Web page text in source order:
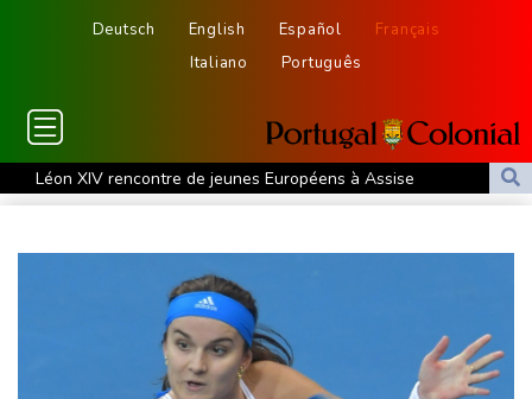
Deutsch English Español
Français
Italiano
Português
Léon XIV rencontre de jeunes Européens à Assise
La Corée du Nord a tiré un missile balistique en direction de la
L'auteur de l'attentat contre un cortège syndical à Munich
condamné à la prison à perpétuité
Corse: le FLNC rejette la "mascarade" de l'autonomie et menace
les "envahisseurs" venant vivre sur l'île